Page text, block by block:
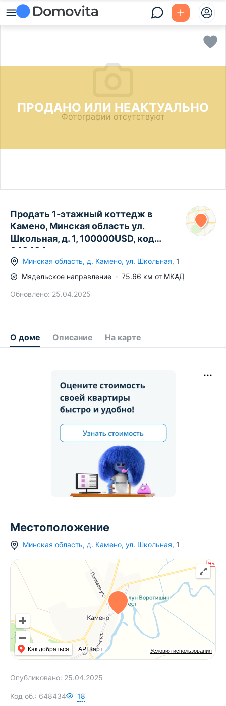
ПРОДАНО ИЛИ НЕАКТУАЛЬНО
Фотографии отсутствуют
Продать 1-этажный коттедж в
Камено, Минская область ул.
Школьная, д. 1, 100000USD, код
648434
Минская область, д. Камено, ул. Школьная, 1
Мядельское направление 75.66 км от МКАД
Обновлено: 25.04.2025
О доме Описание На карте
Местоположение
Минская область, д. Камено, ул. Школьная, 1
Условия использования
Как добраться API Карт
Опубликовано: 25.04.2025
Код об.: 648434 18